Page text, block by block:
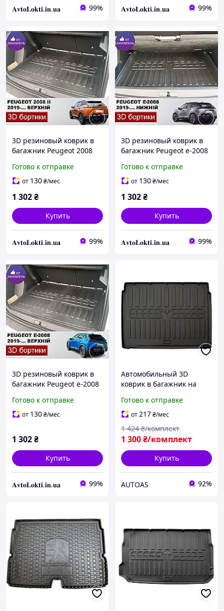
𝐀𝐯𝐭𝐨𝐋𝐨𝐤𝐭𝐢.𝐢𝐧.𝐮𝐚 99% 𝐀𝐯𝐭𝐨𝐋𝐨𝐤𝐭𝐢.𝐢𝐧.𝐮𝐚 99%
3D резиновый коврик в
багажник Peugeot 2008
2008
Готово к отправке
от 130₴/мес
1 302₴
Купить
𝐀𝐯𝐭𝐨𝐋𝐨𝐤𝐭𝐢.𝐢𝐧.𝐮𝐚 99%
3D резиновый коврик в
багажник Peugeot e-2008
2008
Готово к отправке
от 130₴/мес
1 302₴
Купить
𝐀𝐯𝐭𝐨𝐋𝐨𝐤𝐭𝐢.𝐢𝐧.𝐮𝐚 99%
3D резиновый коврик в
багажник Peugeot e-2008
2008
Готово к отправке
от 130₴/мес
1 302₴
Купить
𝐀𝐯𝐭𝐨𝐋𝐨𝐤𝐭𝐢.𝐢𝐧.𝐮𝐚 99%
Автомобильный 3D
коврик в багажник на
(2019-...)/PEUGEOT e-2008
(2019-...) (lower trunk)
Готово к отправке
от217₴/мес
1 300₴/комплект
1 424 ₴/комплект
Купить
AUTOAS 92%